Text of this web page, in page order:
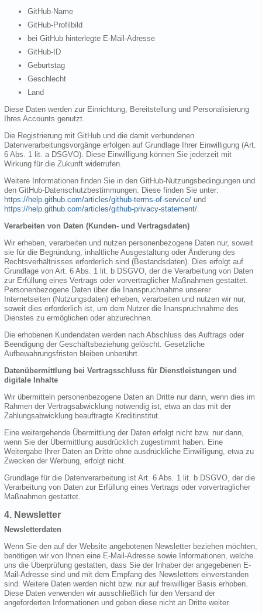
GitHub-Name
GitHub-Profilbild
bei GitHub hinterlegte E-Mail-Adresse
GitHub-ID
Geburtstag
Geschlecht
Land
Diese Daten werden zur Einrichtung, Bereitstellung und Personalisierung
Ihres Accounts genutzt.
Die Registrierung mit GitHub und die damit verbundenen
Datenverarbeitungsvorgänge erfolgen auf Grundlage Ihrer Einwilligung (Art.
6 Abs. 1 lit. a DSGVO). Diese Einwilligung können Sie jederzeit mit
Wirkung für die Zukunft widerrufen.
Weitere Informationen finden Sie in den GitHub-Nutzungsbedingungen und
den GitHub-Datenschutzbestimmungen. Diese finden Sie unter:
https://help.github.com/articles/github-terms-of-service/ und
https://help.github.com/articles/github-privacy-statement/.
Verarbeiten von Daten (Kunden- und Vertragsdaten)
Wir erheben, verarbeiten und nutzen personenbezogene Daten nur, soweit
sie für die Begründung, inhaltliche Ausgestaltung oder Änderung des
Rechtsverhältnisses erforderlich sind (Bestandsdaten). Dies erfolgt auf
Grundlage von Art. 6 Abs. 1 lit. b DSGVO, der die Verarbeitung von Daten
zur Erfüllung eines Vertrags oder vorvertraglicher Maßnahmen gestattet.
Personenbezogene Daten über die Inanspruchnahme unserer
Internetseiten (Nutzungsdaten) erheben, verarbeiten und nutzen wir nur,
soweit dies erforderlich ist, um dem Nutzer die Inanspruchnahme des
Dienstes zu ermöglichen oder abzurechnen.
Die erhobenen Kundendaten werden nach Abschluss des Auftrags oder
Beendigung der Geschäftsbeziehung gelöscht. Gesetzliche
Aufbewahrungsfristen bleiben unberührt.
Datenübermittlung bei Vertragsschluss für Dienstleistungen und
digitale Inhalte
Wir übermitteln personenbezogene Daten an Dritte nur dann, wenn dies im
Rahmen der Vertragsabwicklung notwendig ist, etwa an das mit der
Zahlungsabwicklung beauftragte Kreditinstitut.
Eine weitergehende Übermittlung der Daten erfolgt nicht bzw. nur dann,
wenn Sie der Übermittlung ausdrücklich zugestimmt haben. Eine
Weitergabe Ihrer Daten an Dritte ohne ausdrückliche Einwilligung, etwa zu
Zwecken der Werbung, erfolgt nicht.
Grundlage für die Datenverarbeitung ist Art. 6 Abs. 1 lit. b DSGVO, der die
Verarbeitung von Daten zur Erfüllung eines Vertrags oder vorvertraglicher
Maßnahmen gestattet.
4. Newsletter
Newsletterdaten
Wenn Sie den auf der Website angebotenen Newsletter beziehen möchten,
benötigen wir von Ihnen eine E-Mail-Adresse sowie Informationen, welche
uns die Überprüfung gestatten, dass Sie der Inhaber der angegebenen E-
Mail-Adresse sind und mit dem Empfang des Newsletters einverstanden
sind. Weitere Daten werden nicht bzw. nur auf freiwilliger Basis erhoben.
Diese Daten verwenden wir ausschließlich für den Versand der
angeforderten Informationen und geben diese nicht an Dritte weiter.